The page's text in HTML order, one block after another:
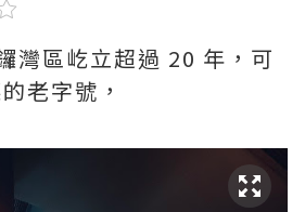
灣區屹立超過 20 年，可
老字號，